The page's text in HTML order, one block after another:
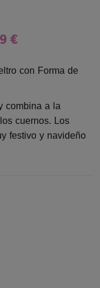
€
con Forma de
combina a la
cuernos. Los
festivo y navideño